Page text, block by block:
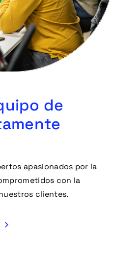
de
apasionados por la
con la
clientes.